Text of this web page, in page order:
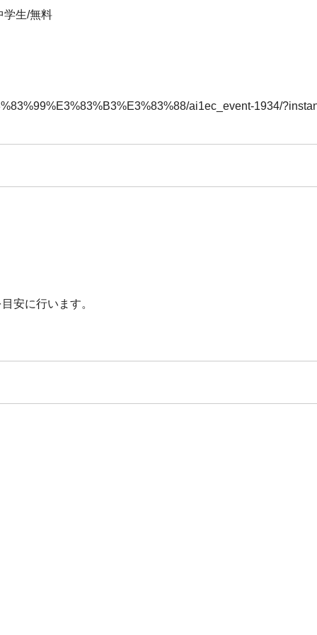
学生/無料
ai1ec_event-1934/
安に行います。